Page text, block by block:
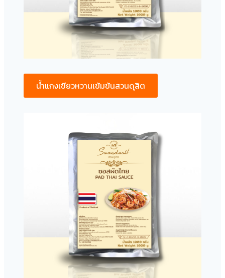
น้ำแกงเขียวหวานเข้มข้นสวนดุสิต